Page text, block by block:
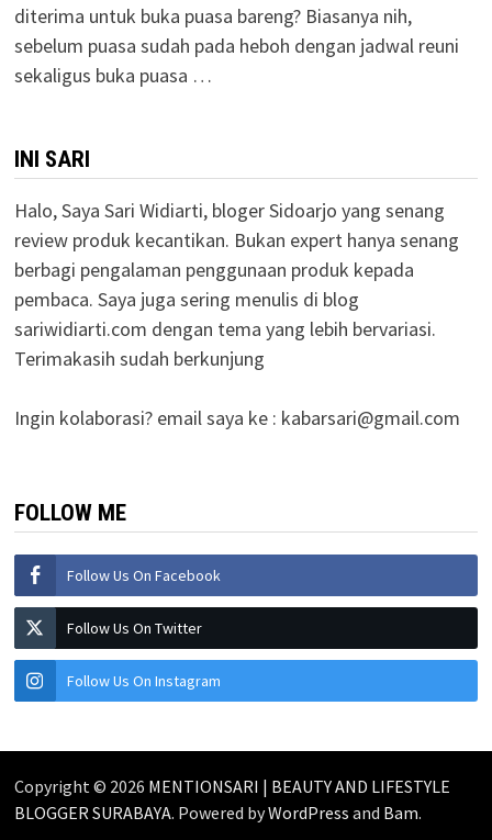
diterima untuk buka puasa bareng? Biasanya nih,
sebelum puasa sudah pada heboh dengan jadwal reuni
sekaligus buka puasa …
INI SARI
Halo, Saya Sari Widiarti, bloger Sidoarjo yang senang
review produk kecantikan. Bukan expert hanya senang
berbagi pengalaman penggunaan produk kepada
pembaca. Saya juga sering menulis di blog
sariwidiarti.com dengan tema yang lebih bervariasi.
Terimakasih sudah berkunjung
Ingin kolaborasi? email saya ke : kabarsari@gmail.com
FOLLOW ME
Follow Us On Facebook
Follow Us On Twitter
Follow Us On Instagram
Copyright © 2026 MENTIONSARI | BEAUTY AND LIFESTYLE
BLOGGER SURABAYA. Powered byWordPress and Bam.